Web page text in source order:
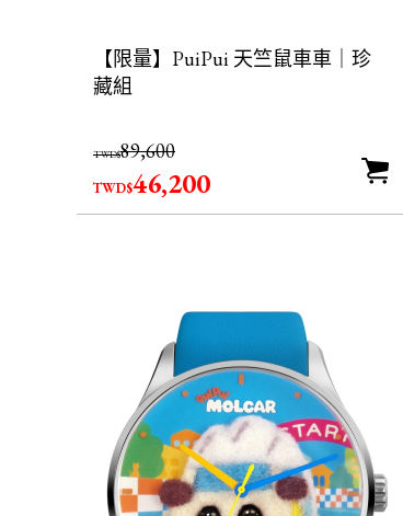
【限量】PuiPui 天竺鼠車車｜珍
藏組
TWD$89,600
TWD$46,200